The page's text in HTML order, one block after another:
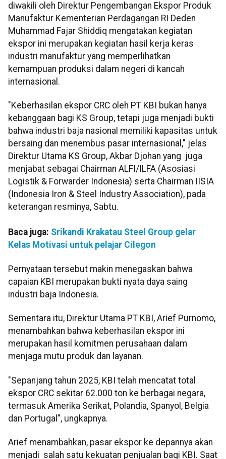
diwakili oleh Direktur Pengembangan Ekspor Produk
Manufaktur Kementerian Perdagangan RI Deden
Muhammad Fajar Shiddiq mengatakan kegiatan
ekspor ini merupakan kegiatan hasil kerja keras
industri manufaktur yang memperlihatkan
kemampuan produksi dalam negeri di kancah
internasional.
"Keberhasilan ekspor CRC oleh PT KBI bukan hanya
kebanggaan bagi KS Group, tetapi juga menjadi bukti
bahwa industri baja nasional memiliki kapasitas untuk
bersaing dan menembus pasar internasional," jelas
Direktur Utama KS Group, Akbar Djohan yang juga
menjabat sebagai Chairman ALFI/ILFA (Asosiasi
Logistik & Forwarder Indonesia) serta Chairman IISIA
(Indonesia Iron & Steel Industry Association), pada
keterangan resminya, Sabtu.
Baca juga: Srikandi Krakatau Steel Group gelar
Kelas Motivasi untuk pelajar Cilegon
Pernyataan tersebut makin menegaskan bahwa
capaian KBI merupakan bukti nyata daya saing
industri baja Indonesia.
Sementara itu, Direktur Utama PT KBI, Arief Purnomo,
menambahkan bahwa keberhasilan ekspor ini
merupakan hasil komitmen perusahaan dalam
menjaga mutu produk dan layanan.
"Sepanjang tahun 2025, KBI telah mencatat total
ekspor CRC sekitar 62.000 ton ke berbagai negara,
termasuk Amerika Serikat, Polandia, Spanyol, Belgia
dan Portugal”, ungkapnya.
Arief menambahkan, pasar ekspor ke depannya akan
menjadi salah satu kekuatan penjualan bagi KBI. Saat